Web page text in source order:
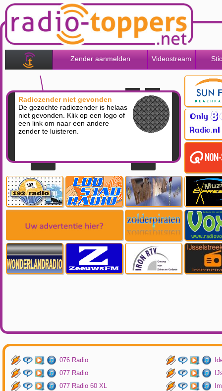
Zender aanmelden Videostream
Radiozender niet gevonden
De gezochte radiozender is helaas
niet gevonden. Klik op een logo of
een link om naar een andere
zender te luisteren.
076 Radio
077 Radio
077 Radio 60 XL